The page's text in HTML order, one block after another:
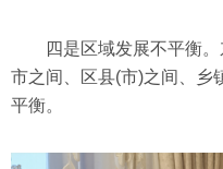
四是区域发展不平衡
市之间、区县(市)之间、乡
平衡。